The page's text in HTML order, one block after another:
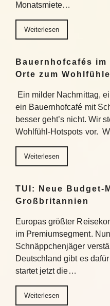
Monatsmiete…
Weiterlesen
Bauernhofcafés
Orte zum
Ein milder Nachmittag,
ein Bauernhofcafé mit
besser geht’s nicht. Wir
Wohlfühl-Hotspots vor.
Weiterlesen
TUI: Neue Budget-
Großbritannien
Europas größter
im Premiumsegment.
Schnäppchenjäger
Deutschland gibt es
startet jetzt die…
Weiterlesen